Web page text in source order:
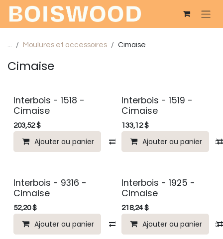
Se rendre au contenu
... Moulures et accessoires Cimaise
Cimaise
Interbois - 1518 -
Cimaise
203,52$
Ajouter au panier Comparer Ajouter à
Interbois - 1519 -
Cimaise
133,12$
Ajouter au panier
Interbois - 9316 -
Cimaise
52,20$
Ajouter au panier Comparer Ajouter à
Interbois - 1925 -
Cimaise
218,24$
Ajouter au panier